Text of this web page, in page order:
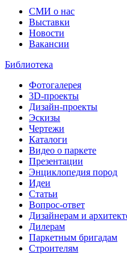
СМИ о нас
Выставки
Новости
Вакансии
Библиотека
Фотогалерея
3D-проекты
Дизайн-проекты
Эскизы
Чертежи
Каталоги
Видео о паркете
Презентации
Энциклопедия пород
Идеи
Статьи
Вопрос-ответ
Дизайнерам и
Дилерам
Паркетным бригадам
Строителям